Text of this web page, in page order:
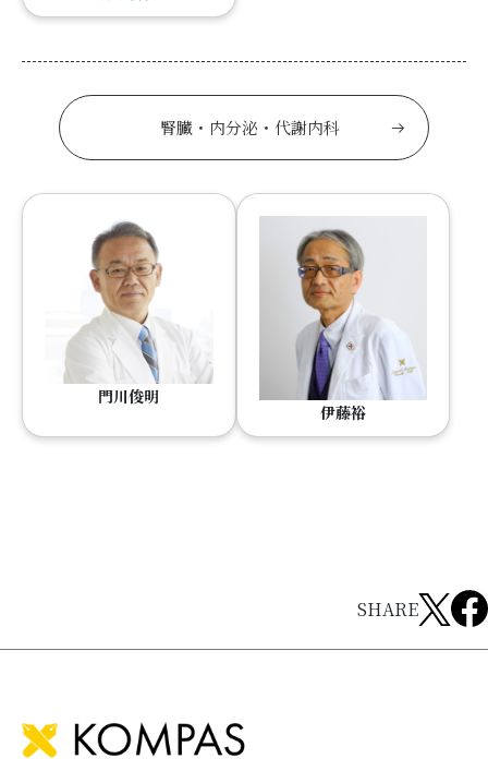
腎臓・内分泌・代謝内科
門川俊明
伊藤裕
SHARE